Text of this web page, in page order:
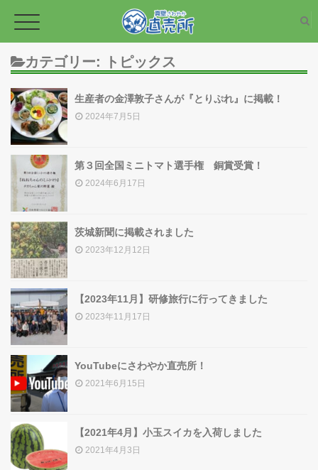
TOPページ
新鮮な野菜
加工品
野菜・草花の苗
真壁産のコシヒカリ
組合員一覧
トピックス
カテゴリー: トピックス
生産者の金澤敦子さんが『とりぷれ』に掲載！
2024年7月5日
第３回全国ミニトマト選手権 銅賞受賞！
2024年6月17日
茨城新聞に掲載されました
2023年12月12日
【2023年11月】研修旅行に行ってきました
2023年11月17日
YouTubeにさわやか直売所！
2021年6月15日
【2021年4月】小玉スイカを入荷しました
2021年4月3日